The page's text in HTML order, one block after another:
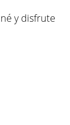
y disfrute